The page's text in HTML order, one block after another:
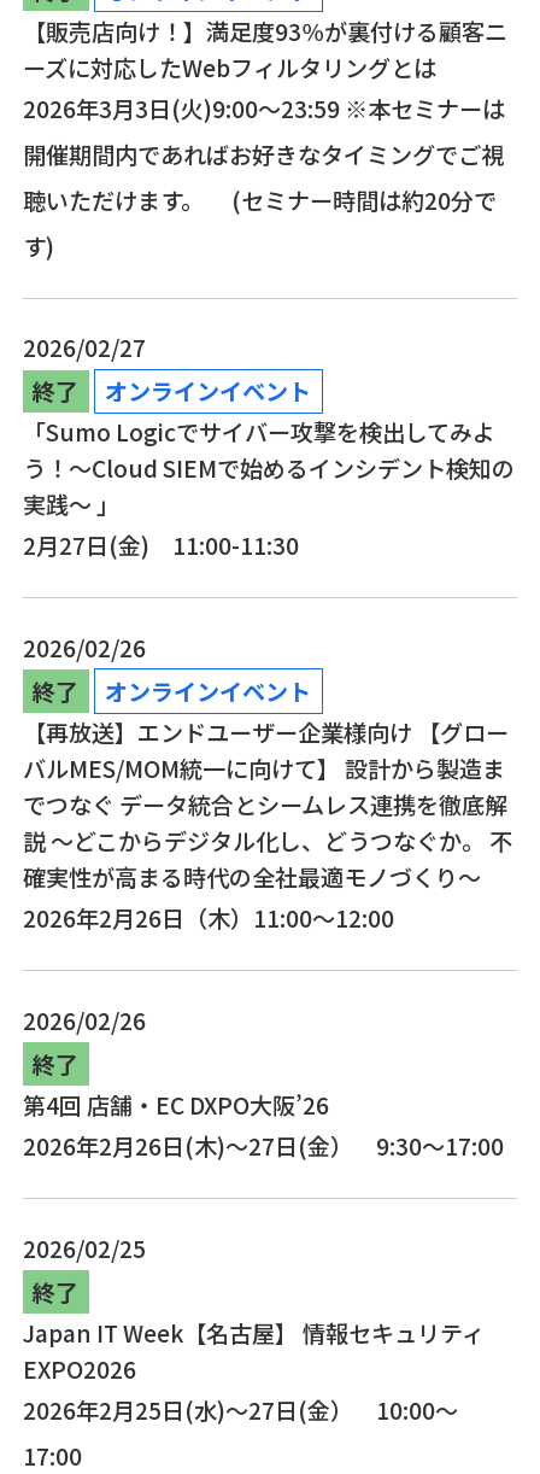
【販売店向け！】満足度93％が裏付ける顧客ニ
ーズに対応したWebフィルタリングとは
2026年3月3日(火)9:00～23:59 ※本セミナーは
開催期間内であればお好きなタイミングでご視
聴いただけます。 (セミナー時間は約20分で
す)
2026/02/27
終了
オンラインイベント
「Sumo Logicでサイバー攻撃を検出してみよ
う！～Cloud SIEMで始めるインシデント検知の
実践～ 」
2月27日(金) 11:00-11:30
2026/02/26
終了
オンラインイベント
【再放送】エンドユーザー企業様向け 【グロー
バルMES/MOM統一に向けて】 設計から製造ま
でつなぐ データ統合とシームレス連携を徹底解
説 ～どこからデジタル化し、どうつなぐか。 不
確実性が高まる時代の全社最適モノづくり～
2026年2月26日（木）11:00～12:00
2026/02/26
終了
第4回 店舗・EC DXPO大阪’26
2026年2月26日(木)～27日(金） 9:30～17:00
2026/02/25
終了
Japan IT Week【名古屋】 情報セキュリティ
EXPO2026
2026年2月25日(水)～27日(金） 10:00～
17:00